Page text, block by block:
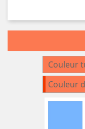
Couleur
Couleur